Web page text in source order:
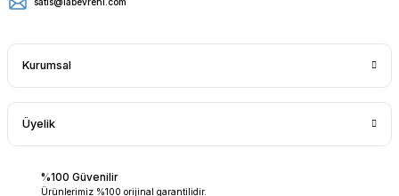
Kurumsal
Üyelik
%100 Güvenilir
Ürünlerimiz %100 orijinal garantilidir.